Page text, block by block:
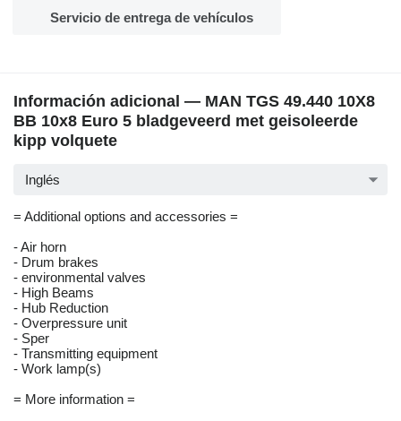
Servicio de entrega de vehículos
Información adicional — MAN TGS 49.440 10X8
BB 10x8 Euro 5 bladgeveerd met geisoleerde
kipp volquete
Inglés
= Additional options and accessories =
- Air horn
- Drum brakes
- environmental valves
- High Beams
- Hub Reduction
- Overpressure unit
- Sper
- Transmitting equipment
- Work lamp(s)
= More information =